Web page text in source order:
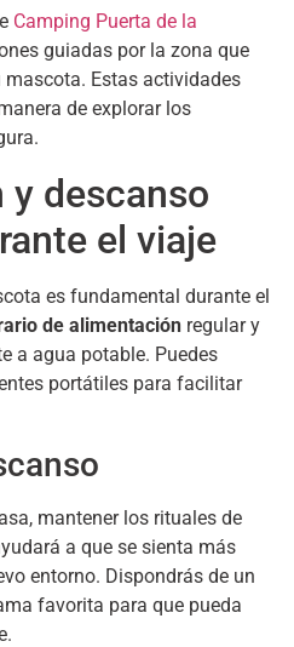
Camping Puerta de la
guiadas por la zona que
mascota. Estas actividades
de explorar los
.
descanso
el viaje
es fundamental durante el
de alimentación regular y
a agua potable. Puedes
portátiles para facilitar
, mantener los rituales de
a que se sienta más
entorno. Dispondrás de un
favorita para que pueda
.